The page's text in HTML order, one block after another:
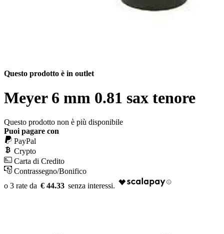
Questo prodotto è in outlet
Meyer 6 mm 0.81 sax tenore
Questo prodotto non è più disponibile
Puoi pagare con
PayPal
Crypto
Carta di Credito
Contrassegno/Bonifico
€ 44.33